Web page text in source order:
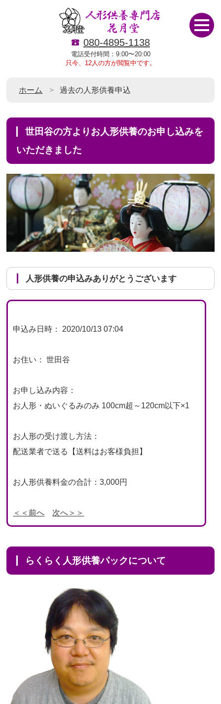
080-4895-1138
電話受付時間：9:00〜20:00
只今、12人の方が閲覧中です。
ホーム 過去の人形供養申込
世田谷の方よりお人形供養のお申し込みを
いただきました
人形供養の申込みありがとうございます
申込み日時： 2020/10/13 07:04
お住い： 世田谷
お申し込み内容：
お人形・ぬいぐるみのみ 100cm超～120cm以下×1
お人形の受け渡し方法：
配送業者で送る【送料はお客様負担】
お人形供養料金の合計：3,000円
＜＜前へ 次へ＞＞
らくらく人形供養パックについて